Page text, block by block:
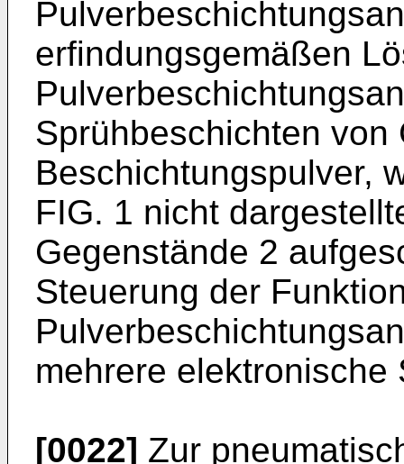
erfindungsgemäßen
Sprühbeschichten von
Beschichtungspulver,
FIG. 1 nicht
Gegenstände 2
Steuerung der
mehrere
[0022] Zur